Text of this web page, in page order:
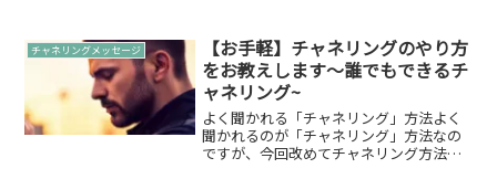
の開運アクション「どうしたら自分自身
に一番正直になれるのか...
チャネリングメッセージ
【お手軽】チャネリングのやり方
をお教えします～誰でもできるチ
ャネリング~
よく聞かれる「チャネリング」方法よく
聞かれるのが「チャネリング」方法なの
ですが、今回改めてチャネリング方法を